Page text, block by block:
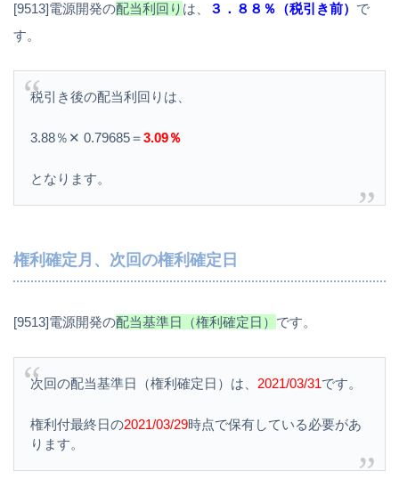
[9513]電源開発の配当利回り は、 ３．８８％（税引き前） で
す。
税引き後の配当利回りは、
3.88％✕ 0.79685＝3.09％
となります。
権利確定月、次回の権利確定日
[9513]電源開発の配当基準日（権利確定日） です。
次回の配当基準日（権利確定日）は、 2021/03/31です。
権利付最終日の2021/03/29時点で保有している必要があ
ります。